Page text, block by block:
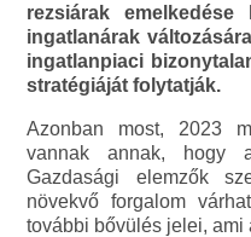
rezsiárak
ingatlanárak
ingatlanpiaci
stratégiáját folytatják.
Azonban most, 2023
vannak annak, hogy
Gazdasági elemzők
növekvő forgalom
további bővülés jelei, ami